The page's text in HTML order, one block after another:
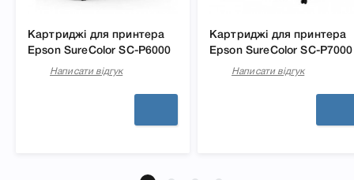
Картриджі для принтера
Epson SureColor SC-P6000
Написати відгук
Картриджі для принтера
Epson SureColor SC-P7000
Написати відгук